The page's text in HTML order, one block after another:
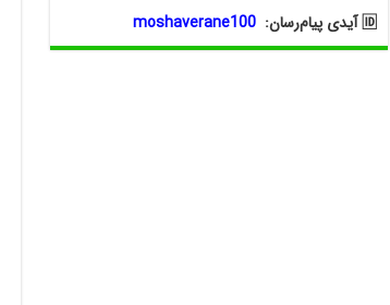
🆔 آیدی پیام‌رسان:
moshaverane100